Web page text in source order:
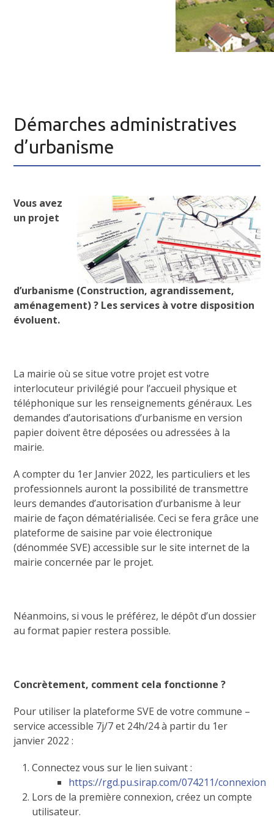
Démarches administratives
d’urbanisme
Vous avez
un projet
d’urbanisme (Construction, agrandissement,
aménagement) ? Les services à votre disposition
évoluent.
La mairie où se situe votre projet est votre
interlocuteur privilégié pour l’accueil physique et
téléphonique sur les renseignements généraux. Les
demandes d’autorisations d’urbanisme en version
papier doivent être déposées ou adressées à la
mairie.
A compter du 1er Janvier 2022, les particuliers et les
professionnels auront la possibilité de transmettre
leurs demandes d’autorisation d’urbanisme à leur
mairie de façon dématérialisée. Ceci se fera grâce une
plateforme de saisine par voie électronique
(dénommée SVE) accessible sur le site internet de la
mairie concernée par le projet.
Néanmoins, si vous le préférez, le dépôt d’un dossier
au format papier restera possible.
Concrètement, comment cela fonctionne ?
Pour utiliser la plateforme SVE de votre commune –
service accessible 7j/7 et 24h/24 à partir du 1er
janvier 2022 :
Connectez vous sur le lien suivant :
https://rgd.pu.sirap.com/074211/connexion
Lors de la première connexion, créez un compte
utilisateur.